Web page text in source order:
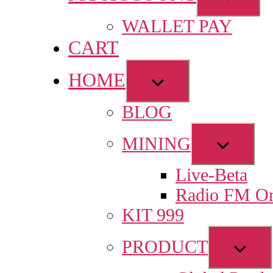
sub
menu
WALLET PAY
CART
HOME
Show
sub
menu
BLOG
MINING
Show
sub
menu
Live-Beta
Radio FM
KIT 999
PRODUCT
Show
sub